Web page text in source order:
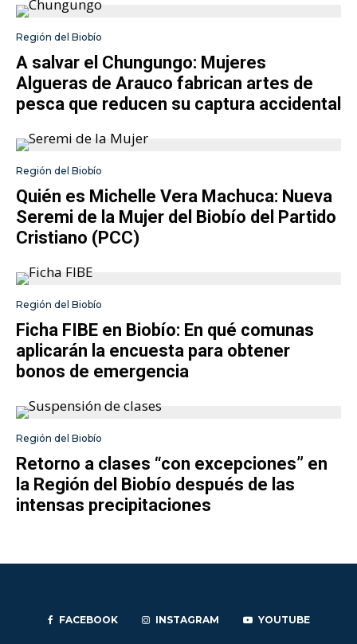
Región del Biobío
A salvar el Chungungo: Mujeres
Algueras de Arauco fabrican artes de
pesca que reducen su captura accidental
Región del Biobío
Quién es Michelle Vera Machuca: Nueva
Seremi de la Mujer del Biobío del Partido
Cristiano (PCC)
Región del Biobío
Ficha FIBE en Biobío: En qué comunas
aplicarán la encuesta para obtener
bonos de emergencia
Región del Biobío
Retorno a clases “con excepciones” en
la Región del Biobío después de las
intensas precipitaciones
FACEBOOK INSTAGRAM YOUTUBE